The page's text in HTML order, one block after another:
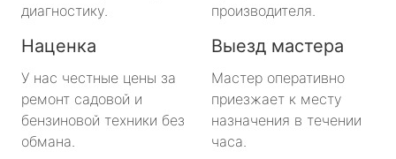
диагностику.
производителя.
Наценка
У нас честные цены за
ремонт садовой и
бензиновой техники без
обмана.
Выезд мастера
Мастер оперативно
приезжает к месту
назначения в течении
часа.